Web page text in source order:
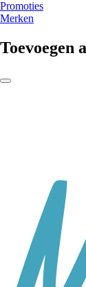
Promoties
Merken
Toevoegen